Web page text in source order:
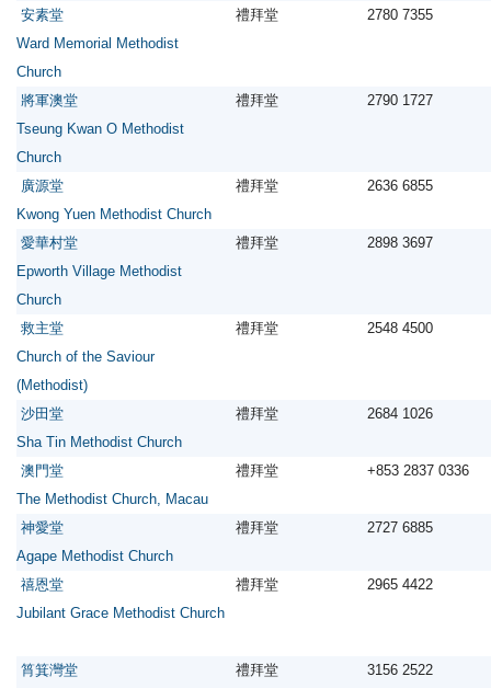
安素堂
Ward Memorial Methodist
Church
禮拜堂 2780 7355
將軍澳堂
Tseung Kwan O Methodist
Church
禮拜堂 2790 1727
廣源堂
Kwong Yuen Methodist Church
禮拜堂 2636 6855
愛華村堂
Epworth Village Methodist
Church
禮拜堂 2898 3697
救主堂
Church of the Saviour
(Methodist)
禮拜堂 2548 4500
沙田堂
Sha Tin Methodist Church
禮拜堂 2684 1026
澳門堂
The Methodist Church, Macau
禮拜堂 +853 2837 0336
神愛堂
Agape Methodist Church
禮拜堂 2727 6885
禧恩堂
Jubilant Grace Methodist Church
禮拜堂 2965 4422
筲箕灣堂
禮拜堂 3156 2522